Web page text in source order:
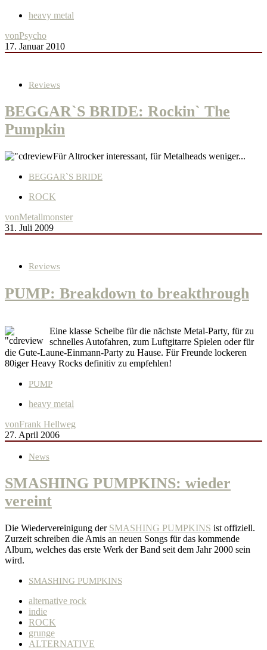
heavy metal
vonPsycho
17. Januar 2010
Reviews
BEGGAR`S BRIDE: Rockin` The
Pumpkin
Für Altrocker interessant, für Metalheads weniger...
BEGGAR`S BRIDE
ROCK
vonMetallmonster
31. Juli 2009
Reviews
PUMP: Breakdown to breakthrough
Eine klasse Scheibe für die nächste Metal-Party, für zu
schnelles Autofahren, zum Luftgitarre Spielen oder für
die Gute-Laune-Einmann-Party zu Hause. Für Freunde lockeren
80iger Heavy Rocks definitiv zu empfehlen!
PUMP
heavy metal
vonFrank Hellweg
27. April 2006
News
SMASHING PUMPKINS: wieder
vereint
Die Wiedervereinigung der SMASHING PUMPKINS ist offiziell.
Zurzeit schreiben die Amis an neuen Songs für das kommende
Album, welches das erste Werk der Band seit dem Jahr 2000 sein
wird.
SMASHING PUMPKINS
alternative rock
indie
ROCK
grunge
ALTERNATIVE